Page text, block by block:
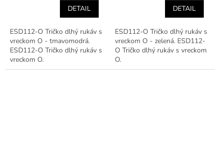
DETAIL
ESD112-O Tričko dlhý rukáv s
vreckom O - tmavomodrá.
ESD112-O Tričko dlhý rukáv s
vreckom O.
DETAIL
ESD112-O Tričko dlhý rukáv s
vreckom O - zelená. ESD112-
O Tričko dlhý rukáv s vreckom
O.